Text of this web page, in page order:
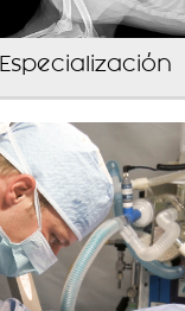
Especialización